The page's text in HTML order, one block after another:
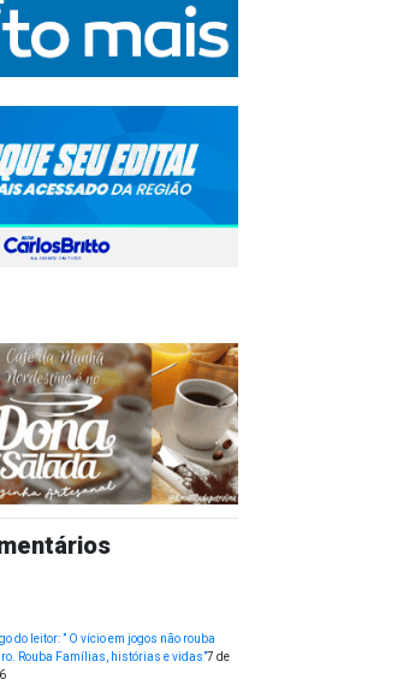
do leitor: ” O vício em jogos não rouba
Rouba Famílias, histórias e vidas”7 de